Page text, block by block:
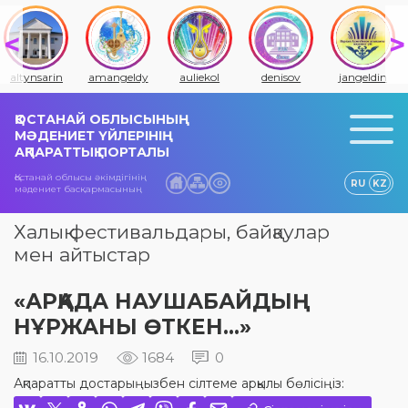
altynsarin amangeldy auliekol denisov jangeldin
ҚОСТАНАЙ ОБЛЫСЫНЫҢ
МӘДЕНИЕТ ҮЙЛЕРІНІҢ
АҚПАРАТТЫҚ ПОРТАЛЫ
Қостанай облысы әкімдігінің
мәдениет басқармасының
RU KZ
Халық фестивальдары, байқаулар
мен айтыстар
«АРҚАДА НАУШАБАЙДЫҢ
НҰРЖАНЫ ӨТКЕН…»
16.10.2019 1684 0
Ақпаратты достарыңызбен сілтеме арқылы бөлісіңіз: